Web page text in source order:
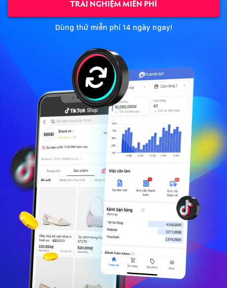
TRẢI NGHIỆM MIỄN PHÍ
Dùng thử miễn phí 14 ngày ngay!